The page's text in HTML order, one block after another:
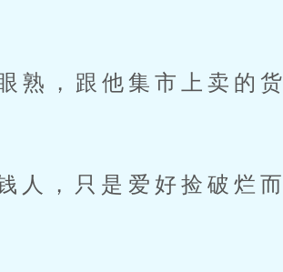
熟，跟他集市上卖的货
人，只是爱好捡破烂而